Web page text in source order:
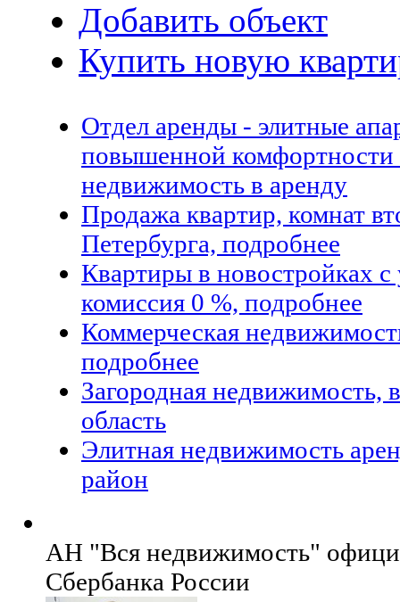
Добавить объект
Купить новую
Отдел аренды - элитные
повышенной комфортности
недвижимость в аренду
Продажа квартир, комнат
Петербурга, подробнее
Квартиры в новостройках
комиссия 0 %, подробнее
Коммерческая
подробнее
Загородная недвижимость,
область
Элитная недвижимость
район
АН "Вся недвижимость"
Сбербанка России